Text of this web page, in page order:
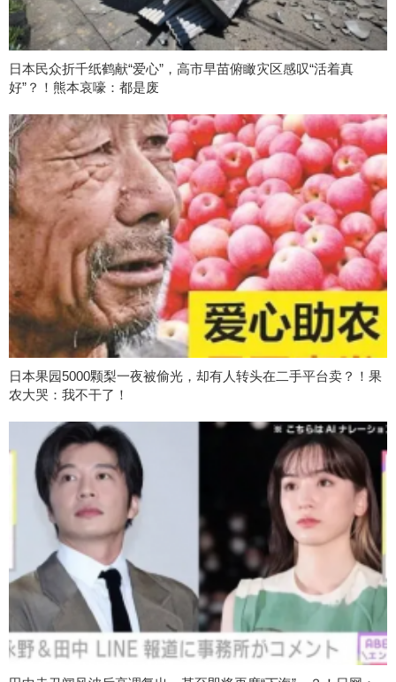
日本民众折千纸鹤献“爱心”，高市早苗俯瞰灾区感叹“活着真
好”？！熊本哀嚎：都是废
日本果园5000颗梨一夜被偷光，却有人转头在二手平台卖？！果
农大哭：我不干了！